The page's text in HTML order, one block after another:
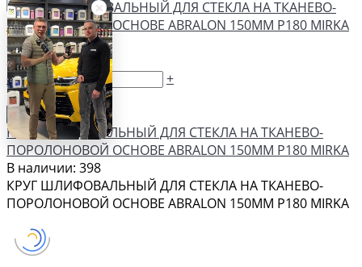
350 руб.
350 руб.
-
+
В корзину
Добавлено
КРУГ ШЛИФОВАЛЬНЫЙ ДЛЯ СТЕКЛА НА ТКАНЕВО-
ПОРОЛОНОВОЙ ОСНОВЕ ABRALON 150ММ P180 MIRKA
В наличии: 398
КРУГ ШЛИФОВАЛЬНЫЙ ДЛЯ СТЕКЛА НА ТКАНЕВО-
ПОРОЛОНОВОЙ ОСНОВЕ ABRALON 150ММ P180 MIRKA